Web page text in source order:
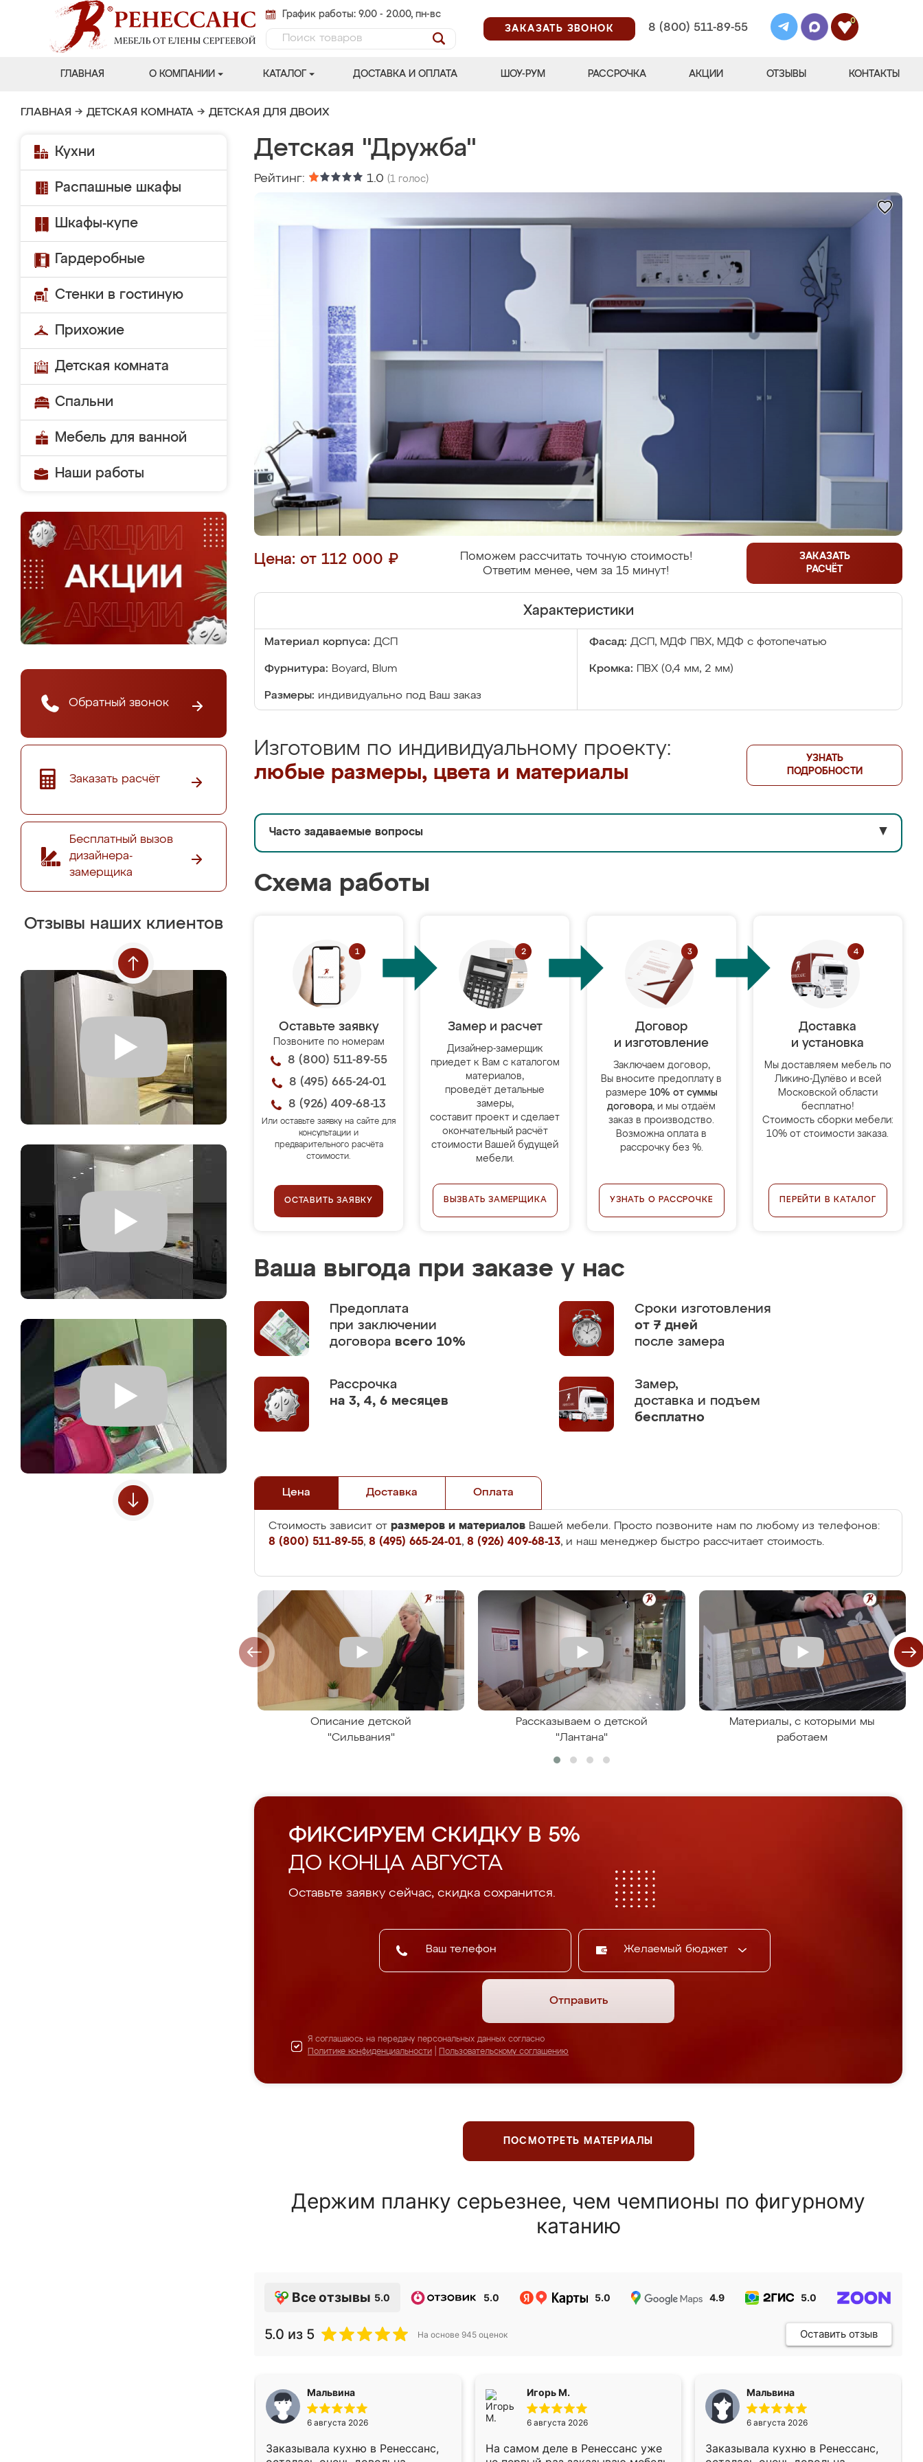
График работы: 9.00 - 20.00, пн-вс
ЗАКАЗАТЬ ЗВОНОК
8 (800) 511-89-55
0
ГЛАВНАЯ О КОМПАНИИ КАТАЛОГ ДОСТАВКА И ОПЛАТА ШОУ-РУМ РАССРОЧКА АКЦИИ ОТЗЫВЫ КОНТАКТЫ
ГЛАВНАЯ → ДЕТСКАЯ КОМНАТА → ДЕТСКАЯ ДЛЯ ДВОИХ
Кухни
Распашные шкафы
Шкафы-купе
Гардеробные
Стенки в гостиную
Прихожие
Детская комната
Спальни
Мебель для ванной
Наши работы
Обратный звонок
Заказать расчёт
Бесплатный вызов
дизайнера-
замерщика
Отзывы наших клиентов
Детская "Дружба"
Рейтинг: 1.0 (1 голос)
Цена: от 112 000 ₽
Поможем рассчитать точную стоимость!
Ответим менее, чем за 15 минут!
ЗАКАЗАТЬ
РАСЧЁТ
Характеристики
Материал корпуса: ДСП Фасад: ДСП, МДФ ПВХ, МДФ с фотопечатью
Фурнитура: Boyard, Blum Кромка: ПВХ (0,4 мм, 2 мм)
Размеры: индивидуально под Ваш заказ
Изготовим по индивидуальному проекту:
любые размеры, цвета и материалы
УЗНАТЬ
ПОДРОБНОСТИ
Часто задаваемые вопросы ▼
Схема работы
Оставьте заявку
Позвоните по номерам
8 (800) 511-89-55
8 (495) 665-24-01
8 (926) 409-68-13
Или оставьте заявку на сайте для
консультации и
предварительного расчёта
стоимости.
ОСТАВИТЬ ЗАЯВКУ
Замер и расчет
Дизайнер-замерщик
приедет к Вам с каталогом
материалов,
проведёт детальные
замеры,
составит проект и сделает
окончательный расчёт
стоимости Вашей будущей
мебели.
ВЫЗВАТЬ ЗАМЕРЩИКА
Договор
и изготовление
Заключаем договор,
Вы вносите предоплату в
размере 10% от суммы
договора, и мы отдаём
заказ в производство.
Возможна оплата в
рассрочку без %.
УЗНАТЬ О РАССРОЧКЕ
Доставка
и установка
Мы доставляем мебель по
Ликино-Дулёво и всей
Московской области
бесплатно!
Стоимость сборки мебели:
10% от стоимости заказа.
ПЕРЕЙТИ В КАТАЛОГ
Ваша выгода при заказе у нас
Предоплата
при заключении
договора всего 10%
Сроки изготовления
от 7 дней
после замера
Рассрочка
на 3, 4, 6 месяцев
Замер,
доставка и подъем
бесплатно
Цена Доставка Оплата
Стоимость зависит от размеров и материалов Вашей мебели. Просто позвоните нам по любому из телефонов:
8 (800) 511-89-55, 8 (495) 665-24-01, 8 (926) 409-68-13, и наш менеджер быстро рассчитает стоимость.
Описание детской
"Сильвания"
Рассказываем о детской
"Лантана"
Материалы, с которыми мы
работаем
ФИКСИРУЕМ СКИДКУ В 5%
ДО КОНЦА АВГУСТА
Оставьте заявку сейчас, скидка сохранится.
Желаемый бюджет
Отправить
Я соглашаюсь на передачу персональных данных согласно
Политике конфиденциальности
Пользовательскому соглашению
ПОСМОТРЕТЬ МАТЕРИАЛЫ
Держим планку серьезнее, чем чемпионы по фигурному
катанию
Все отзывы 5.0 5.0 5.0 4.9 5.0
5.0 из 5 На основе 945 оценок Оставить отзыв
Мальвина
6 августа 2026
Заказывала кухню в Ренессанс,
Игорь М.
6 августа 2026
На самом деле в Ренессанс уже
Мальвина
6 августа 2026
Заказывала кухню в Ренессанс,